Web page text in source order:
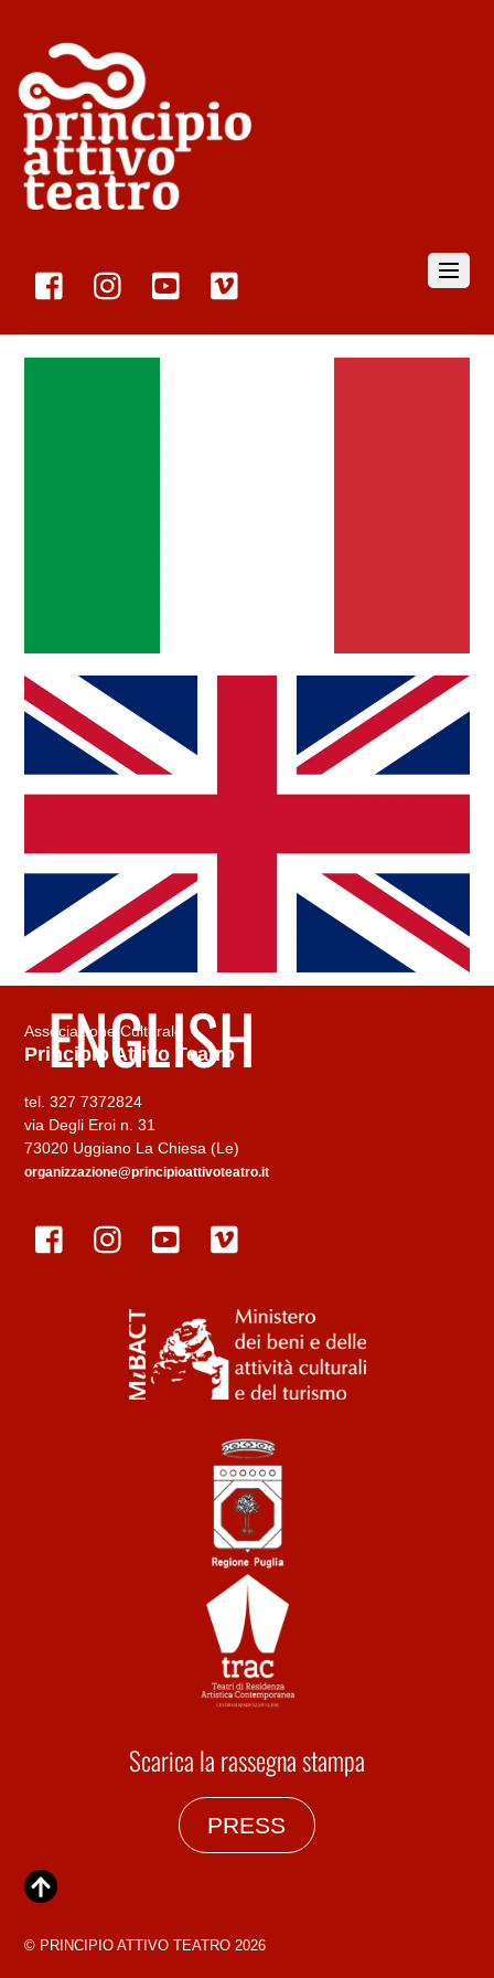
ITALIANO
ENGLISH
Associazione Culturale
Principio Attivo Teatro
tel. 327 7372824
via Degli Eroi n. 31
73020 Uggiano La Chiesa (Le)
organizzazione@principioattivoteatro.it
Scarica la rassegna stampa
PRESS
© PRINCIPIO ATTIVO TEATRO 2026